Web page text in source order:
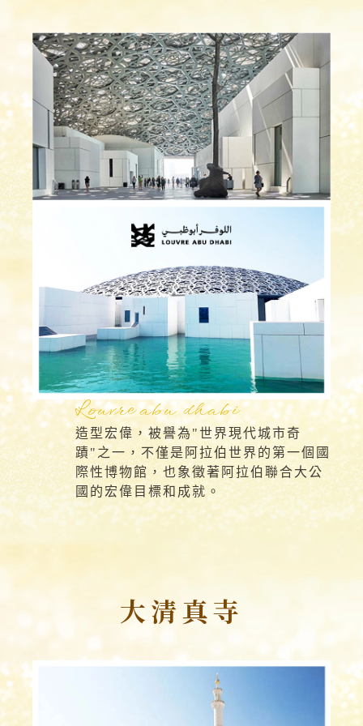
Louvre abu dhabi
造型宏偉，被譽為"世界現代城市奇
蹟"之一，不僅是阿拉伯世界的第一個國
際性博物館，也象徵著阿拉伯聯合大公
國的宏偉目標和成就。
大清真寺